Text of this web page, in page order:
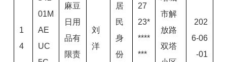
1
4
01M
AE
UC
麻豆
日用
品有
限责
刘
洋
居
民
身
份
27
23*
****
***
市解
放路
双塔
202
6-06
-01